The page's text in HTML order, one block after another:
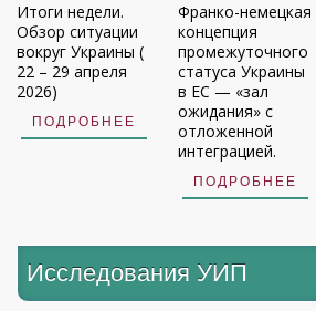
Итоги недели.
Обзор ситуации
вокруг Украины (
22 – 29 апреля
2026)
ПОДРОБНЕЕ
Франко-немецкая
концепция
промежуточного
статуса Украины
в ЕС — «зал
ожидания» с
отложенной
интеграцией.
ПОДРОБНЕЕ
Исследования УИП